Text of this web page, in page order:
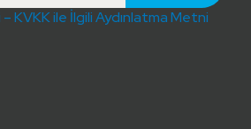
KVKK ile İlgili Aydınlatma Metni